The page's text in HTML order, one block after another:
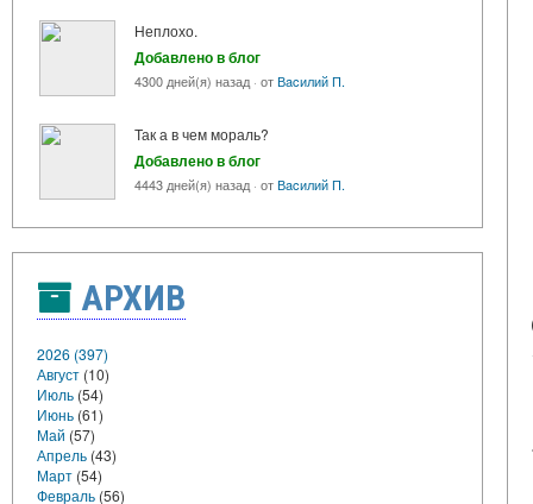
Неплохо.
Добавлено в блог
4300 дней(я) назад · отВacилий П.
Так а в чем мораль?
Добавлено в блог
4443 дней(я) назад · отВacилий П.
АРХИВ
2026 (397)
Август (10)
Июль (54)
Июнь (61)
Май (57)
Апрель (43)
Март (54)
Февраль (56)